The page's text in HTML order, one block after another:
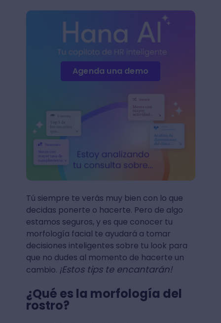
Agenda una demo
Tú siempre te verás muy bien con lo que
decidas ponerte o hacerte. Pero de algo
estamos seguros, y es que conocer tu
morfología facial te ayudará a tomar
decisiones inteligentes sobre tu look para
que no dudes al momento de hacerte un
cambio. ¡Estos tips te encantarán!
¿Qué es la morfología del
rostro?